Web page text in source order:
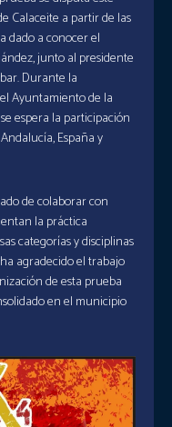
Calaceite a partir de las
dado a conocer el
junto al presidente
Durante la
Ayuntamiento de la
espera la participación
España y
de colaborar con
la práctica
categorías y disciplinas
agradecido el trabajo
de esta prueba
en el municipio